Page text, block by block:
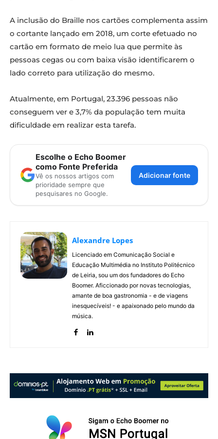
A inclusão do Braille nos cartões complementa assim
o cortante lançado em 2018, um corte efetuado no
cartão em formato de meio lua que permite às
pessoas cegas ou com baixa visão identificarem o
lado correto para utilização do mesmo.
Atualmente, em Portugal, 23.396 pessoas não
conseguem ver e 3,7% da população tem muita
dificuldade em realizar esta tarefa.
Escolhe o Echo Boomer
como Fonte Preferida
Vê os nossos artigos com
prioridade sempre que
pesquisares no Google.
Adicionar fonte
Alexandre Lopes
Licenciado em Comunicação Social e
Educação Multimédia no Instituto Politécnico
de Leiria, sou um dos fundadores do Echo
Boomer. Aficcionado por novas tecnologias,
amante de boa gastronomia - e de viagens
inesquecíveis! - e apaixonado pelo mundo da
música.